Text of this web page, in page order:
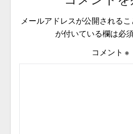
メールアドレスが公開されるこ
が付いている欄は必
コメント ※